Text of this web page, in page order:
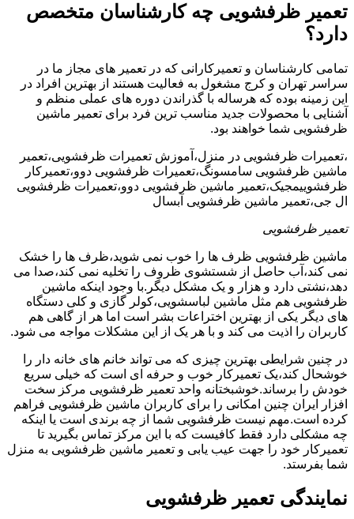
تعمیر ظرفشویی چه کارشناسان متخصص
دارد؟
تمامی کارشناسان و تعمیرکارانی که در تعمیر های مجاز ما در
سراسر تهران و کرج مشغول به فعالیت هستند از بهترین افراد در
این زمینه بوده که هرساله با گذراندن دوره های عملی منظم و
آشنایی با محصولات جدید مناسب ترین فرد برای تعمیر ماشین
ظرفشویی شما خواهند بود.
،تعمیرات ظرفشویی در منزل،آموزش تعمیرات ظرفشویی،تعمیر
ماشین ظرفشویی سامسونگ،تعمیرات ظرفشویی دوو،تعمیرکار
ظرفشوییمجیک،تعمیر ماشین ظرفشویی دوو،تعمیرات ظرفشویی
ال جی،تعمیر ماشین ظرفشویی آبسال
تعمیر ظرفشویی
ماشین ظرفشویی ظرف ها را خوب نمی شوید،ظرف ها را خشک
نمی کند،آب حاصل از شستشوی ظروف را تخلیه نمی کند،صدا می
دهد،نشتی دارد و هزار و یک مشکل دیگر.با وجود اینکه ماشین
ظرفشویی هم مثل ماشین لباسشویی،کولر گازی و کلی دستگاه
های دیگر یکی از بهترین اختراعات بشر است اما هر از گاهی هم
کاربران را اذیت می کند و با هر یک از این مشکلات مواجه می شود.
در چنین شرایطی بهترین چیزی که می تواند خانم های خانه دار را
خوشحال کند،یک تعمیرکار خوب و حرفه ای است که خیلی سریع
خودش را برساند.خوشبختانه واحد تعمیر ظرفشویی مرکز سخت
افزار ایران چنین امکانی را برای کاربران ماشین ظرفشویی فراهم
کرده است.مهم نیست ظرفشویی شما از چه برندی است یا اینکه
چه مشکلی دارد فقط کافیست که با این مرکز تماس بگیرید تا
تعمیرکار خود را جهت عیب یابی و تعمیر ماشین ظرفشویی به منزل
شما بفرستد.
نمایندگی تعمیر ظرفشویی